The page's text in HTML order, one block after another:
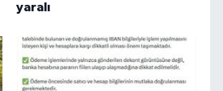
yaralı